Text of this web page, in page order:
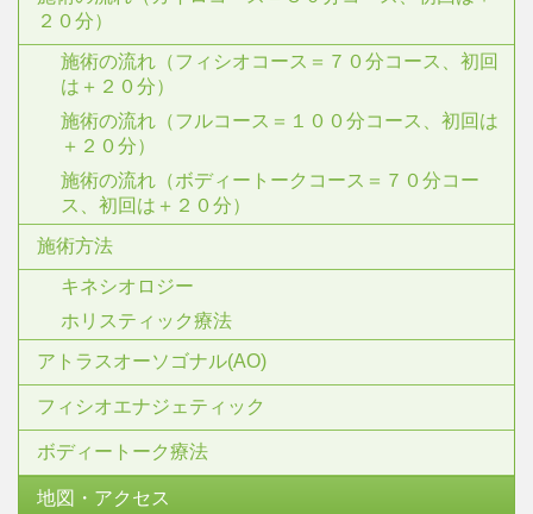
２０分）
施術の流れ（フィシオコース＝７０分コース、初回
は＋２０分）
施術の流れ（フルコース＝１００分コース、初回は
＋２０分）
施術の流れ（ボディートークコース＝７０分コー
ス、初回は＋２０分）
施術方法
キネシオロジー
ホリスティック療法
アトラスオーソゴナル(AO)
フィシオエナジェティック
ボディートーク療法
地図・アクセス